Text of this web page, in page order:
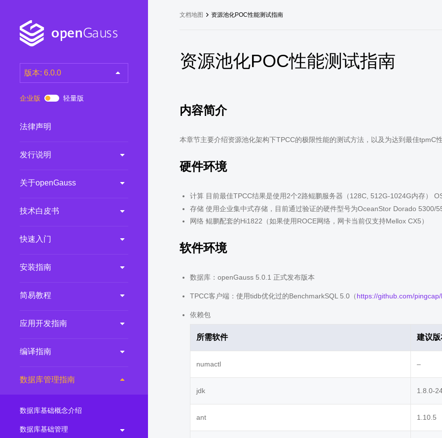
版本: 6.0.0
7.0.0-RC2
6.0.0 (LTS)
5.1.0 (Preview)
2.0.0 (LTS)
3.1.0 (EOM)
2.0.1 (EOM)
1.0.1 (EOM)
企业版 轻量版
法律声明
发行说明
关于openGauss
技术白皮书
快速入门
安装指南
简易教程
应用开发指南
编译指南
数据库管理指南
数据库基础概念介绍
数据库基础管理
文档地图 资源池化POC性能测试指南
资源池化POC性能测试指南
内容简介
本章节主要介绍资源池化架构下TPCC的极限性能的测试方法，以及为达到最佳tpmC
硬件环境
计算 目前最佳TPCC结果是使用2个2路鲲鹏服务器（128C, 512G-1024G内存）
存储 使用企业集中式存储，目前通过验证的硬件型号为OceanStor Dorado 5300/
网络 鲲鹏配套的Hi1822（如果使用ROCE网络，网卡当前仅支持Mellox CX5）
软件环境
数据库：openGauss 5.0.1 正式发布版本
TPCC客户端：使用tidb优化过的BenchmarkSQL 5.0（https://github.com/
依赖包
所需软件 建议版
numactl –
jdk 1.8.0-
ant 1.10.5